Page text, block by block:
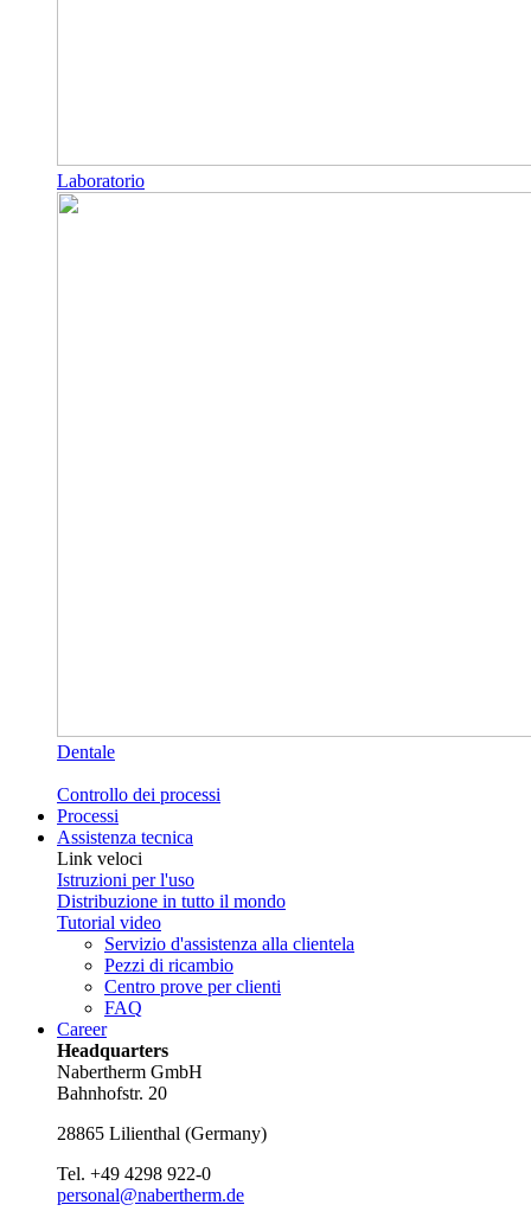
Laboratorio
Dentale
Controllo dei processi
Processi
Assistenza tecnica
Link veloci
Istruzioni per l'uso
Distribuzione in tutto il mondo
Tutorial video
Servizio d'assistenza alla clientela
Pezzi di ricambio
Centro prove per clienti
FAQ
Career
Headquarters
Nabertherm GmbH
Bahnhofstr. 20
28865 Lilienthal (Germany)
Tel. +49 4298 922-0
personal@nabertherm.de